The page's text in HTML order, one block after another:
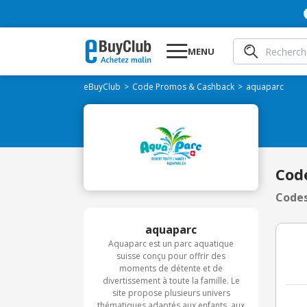
MENU
eBuyClub Code Promos & Cashback aquaparc
aquaparc
Aquaparc est un parc aquatique
suisse conçu pour offrir des
moments de détente et de
divertissement à toute la famille. Le
site propose plusieurs univers